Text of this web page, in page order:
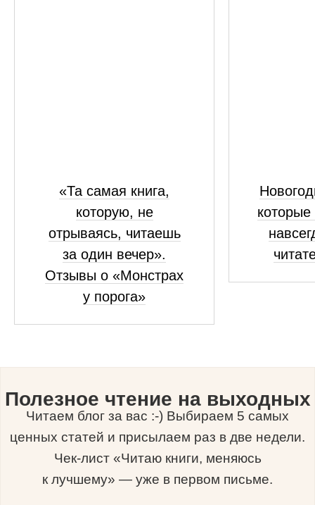
«Та самая книга,
которую, не
отрываясь, читаешь
за один вечер».
Отзывы о «Монстрах
у порога»
Полезное чтение на выходных
Читаем блог за вас :-) Выбираем 5 самых
ценных статей и присылаем раз в две недели.
Чек-лист «Читаю книги, меняюсь
к лучшему» — уже в первом письме.